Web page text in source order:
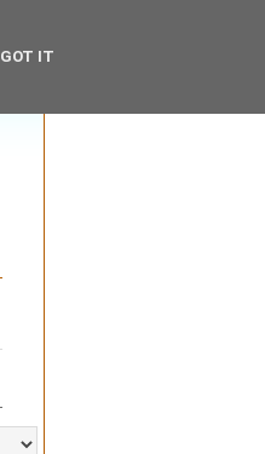
GOT IT